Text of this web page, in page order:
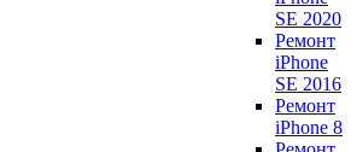
SE 2020
Ремонт
iPhone
SE 2016
Ремонт
iPhone 8